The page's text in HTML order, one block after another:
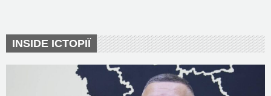
INSIDE ІСТОРІЇ